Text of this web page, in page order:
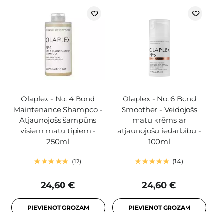
Olaplex - No. 4 Bond
Maintenance Shampoo -
Atjaunojošs šampūns
visiem matu tipiem -
250ml
12
24,60 €
PIEVIENOT GROZAM
Olaplex - No. 6 Bond
Smoother - Veidojošs
matu krēms ar
atjaunojošu iedarbību -
100ml
14
24,60 €
PIEVIENOT GROZAM